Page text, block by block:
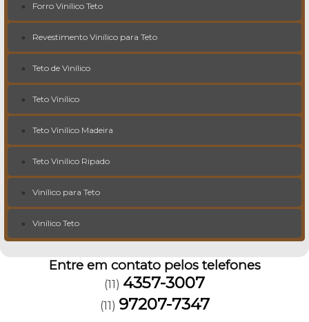
Forro Vinílico Teto
Revestimento Vinílico para Teto
Teto de Vinílico
Teto Vinílico
Teto Vinílico Madeira
Teto Vinílico Ripado
Vinílico para Teto
Vinílico Teto
Entre em contato pelos telefones
(11) 4357-3007
(11) 97207-7347